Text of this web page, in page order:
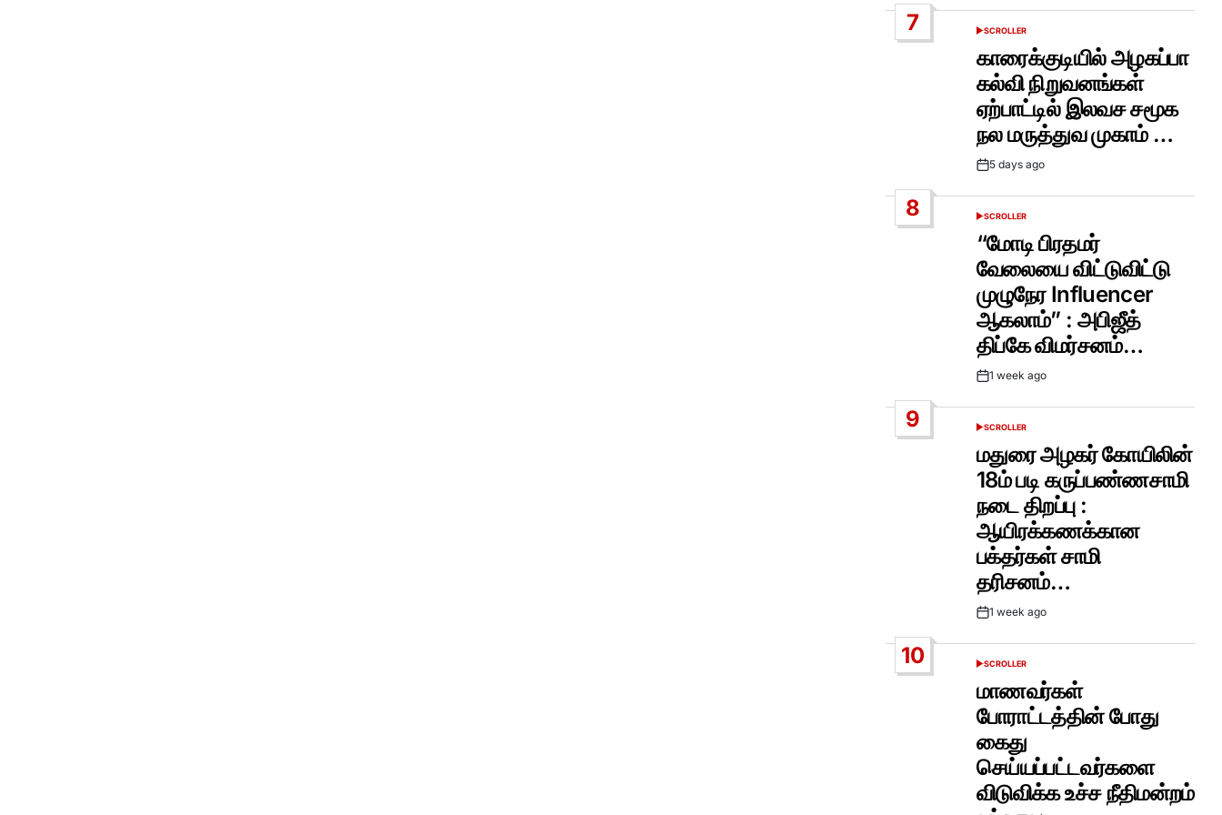
7
POSTED
SCROLLER
காரைக்குடியில் அழகப்பா
கல்வி நிறுவனங்கள்
ஏற்பாட்டில் இலவச சமூக
நல மருத்துவ முகாம் …
Post5 days ago
8
POSTED
SCROLLER
“மோடி பிரதமர்
வேலையை விட்டுவிட்டு
முழுநேர Influencer
ஆகலாம்” : அபிஜீத்
திப்கே விமர்சனம்…
Post1 week ago
9
POSTED
SCROLLER
மதுரை அழகர் கோயிலின்
18ம் படி கருப்பண்ணசாமி
நடை திறப்பு :
ஆயிரக்கணக்கான
பக்தர்கள் சாமி
தரிசனம்…
Post1 week ago
10
POSTED
SCROLLER
மாணவர்கள்
போராட்டத்தின் போது
கைது
செய்யப்பட்டவர்களை
விடுவிக்க உச்ச நீதிமன்றம்